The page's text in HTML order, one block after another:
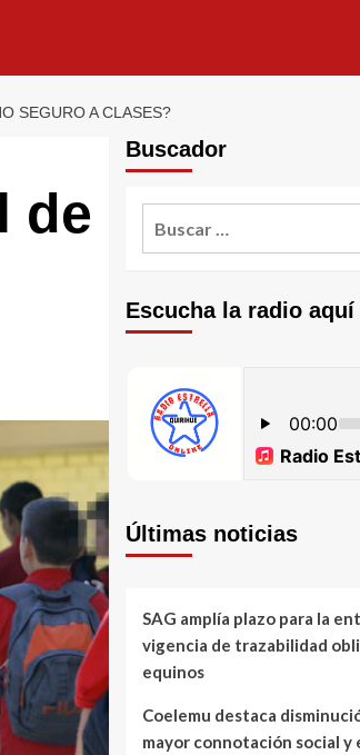
SEGURO A CLASES?
de
Buscador
Escucha la radio aquí
Últimas noticias
SAG amplía plazo para la
vigencia de trazabilidad
equinos
Coelemu destaca
mayor connotación social y